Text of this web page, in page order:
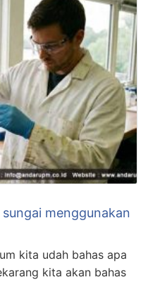
menggunakan
kita udah bahas apa
kita akan bahas